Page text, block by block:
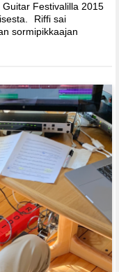
Festivalilla 2015
Riffi sai
sormipikkaajan